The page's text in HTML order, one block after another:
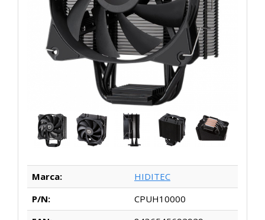
Marca:
HIDITEC
P/N:
CPUH10000